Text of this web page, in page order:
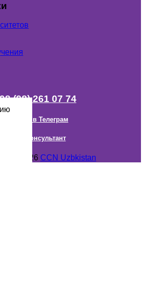
(98) 261 07 74
Наш канал в Телеграм
Онлайн Консультант
2026 CCN Uzbkistan